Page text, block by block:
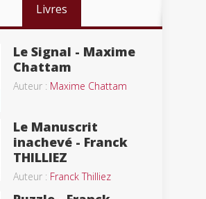
Livres
Le Signal - Maxime
Chattam
Auteur : Maxime Chattam
Le Manuscrit
inachevé - Franck
THILLIEZ
Auteur : Franck Thilliez